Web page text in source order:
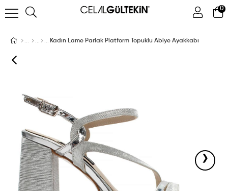
0
ÜYE GIRIŞI ÜYE OL Facebook İle Bağlan
Kadın Lame Parlak Platform Topuklu Abiye Ayakkabı
›